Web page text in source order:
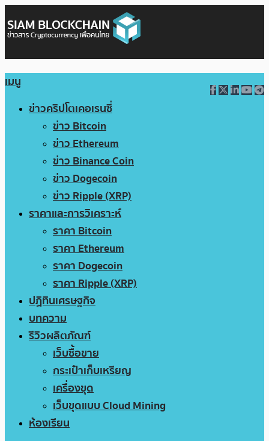
เมนู
ข่าวคริปโตเคอเรนซี่
ข่าว Bitcoin
ข่าว Ethereum
ข่าว Binance Coin
ข่าว Dogecoin
ข่าว Ripple (XRP)
ราคาและการวิเคราะห์
ราคา Bitcoin
ราคา Ethereum
ราคา Dogecoin
ราคา Ripple (XRP)
ปฏิทินเศรษฐกิจ
บทความ
รีวิวผลิตภัณฑ์
เว็บซื้อขาย
กระเป๋าเก็บเหรียญ
เครื่องขุด
เว็บขุดแบบ Cloud Mining
ห้องเรียน